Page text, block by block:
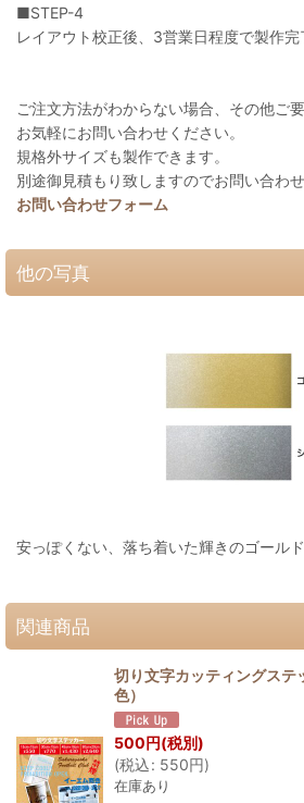
■STEP-4
レイアウト校正後、3営業日程度で製作完
ご注文方法がわからない場合、その他ご
お気軽にお問い合わせください。
規格外サイズも製作できます。
別途御見積もり致しますのでお問い合わせ
お問い合わせフォーム
他の写真
安っぽくない、落ち着いた輝きのゴール
関連商品
切り文字カッティングステ
色）
500円(税別)
(税込: 550円)
在庫あり